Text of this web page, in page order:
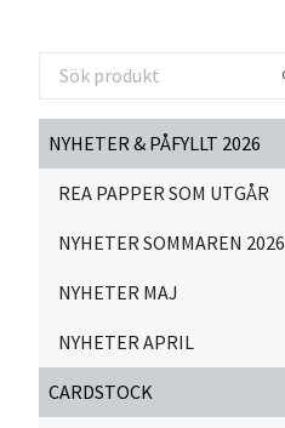
NYHETER & PÅFYLLT 2026
REA PAPPER SOM UTGÅR
NYHETER SOMMAREN 2026
NYHETER MAJ
NYHETER APRIL
CARDSTOCK